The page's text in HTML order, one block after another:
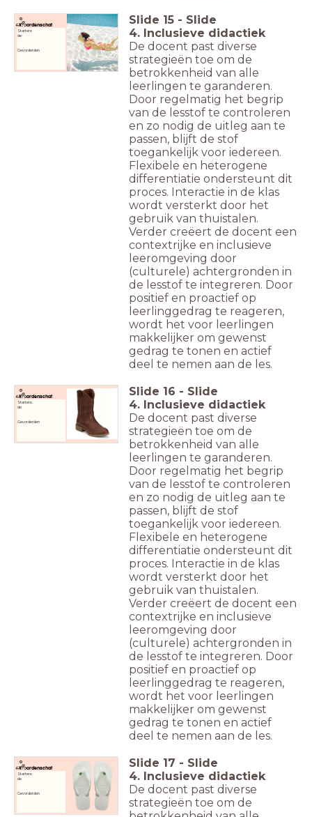
Woordenschat
Starters:
de
Gevorderden
Slide 15 - Slide
4. Inclusieve didactiek
De docent past diverse
strategieën toe om de
betrokkenheid van alle
leerlingen te garanderen.
Door regelmatig het begrip
van de lesstof te controleren
en zo nodig de uitleg aan te
passen, blijft de stof
toegankelijk voor iedereen.
Flexibele en heterogene
differentiatie ondersteunt dit
proces. Interactie in de klas
wordt versterkt door het
gebruik van thuistalen.
Verder creëert de docent een
contextrijke en inclusieve
leeromgeving door
(culturele) achtergronden in
de lesstof te integreren. Door
positief en proactief op
leerlinggedrag te reageren,
wordt het voor leerlingen
makkelijker om gewenst
gedrag te tonen en actief
deel te nemen aan de les.
Woordenschat
Starters:
de
Gevorderden
Slide 16 - Slide
4. Inclusieve didactiek
De docent past diverse
strategieën toe om de
betrokkenheid van alle
leerlingen te garanderen.
Door regelmatig het begrip
van de lesstof te controleren
en zo nodig de uitleg aan te
passen, blijft de stof
toegankelijk voor iedereen.
Flexibele en heterogene
differentiatie ondersteunt dit
proces. Interactie in de klas
wordt versterkt door het
gebruik van thuistalen.
Verder creëert de docent een
contextrijke en inclusieve
leeromgeving door
(culturele) achtergronden in
de lesstof te integreren. Door
positief en proactief op
leerlinggedrag te reageren,
wordt het voor leerlingen
makkelijker om gewenst
gedrag te tonen en actief
deel te nemen aan de les.
Woordenschat
Starters:
de
Gevorderden
Slide 17 - Slide
4. Inclusieve didactiek
De docent past diverse
strategieën toe om de